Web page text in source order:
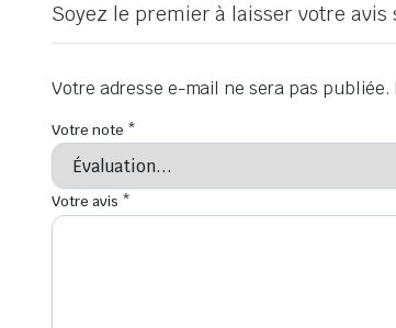
Soyez le premier à laisser votre avis
Votre adresse e-mail ne sera pas publiée.
Votre note *
Votre avis *